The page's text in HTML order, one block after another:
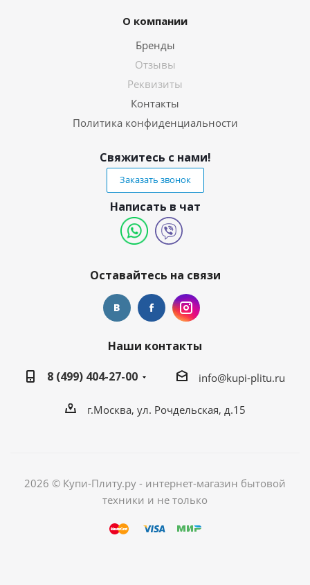
О компании
Бренды
Отзывы
Реквизиты
Контакты
Политика конфиденциальности
Свяжитесь с нами!
Заказать звонок
Написать в чат
Оставайтесь на связи
Наши контакты
8 (499) 404-27-00
info@kupi-plitu.ru
г.Москва, ул. Рочдельская, д.15
2026 © Купи-Плиту.ру - интернет-магазин бытовой
техники и не только